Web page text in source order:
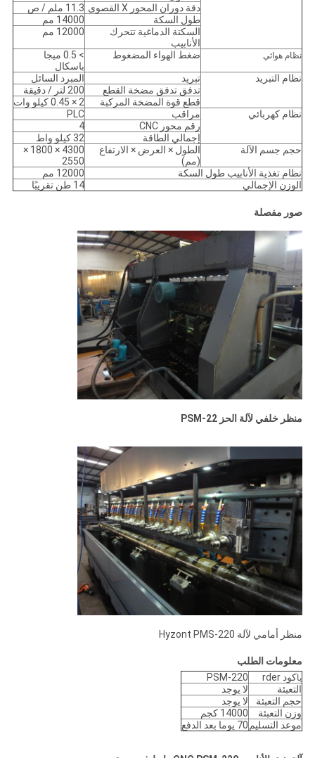
دقة دوران المحور X القصوى
11.3 ملم / ص
طول السكة
14000 مم
السكتة الدماغية تتحرك
الأنابيب
12000 مم
نظام هوائي ضغط الهواء المضغوط
> 0.5 ميجا
باسكال
نظام التبريد
تبريد
المبرد السائل
تدفق تدفق مضخة القطع
200 لتر / دقيقة
قطع قوة المضخة المركبة
2 × 0.45 كيلو وات
نظام كهربائي
مراقب
PLC
رقم محور CNC
4
إجمالي الطاقة
32 كيلو واط
حجم جسم الآلة
الطول × العرض × الارتفاع
(مم)
4300 × 1800 ×
2550
نظام تغذية الأنابيب طول السكة
12000 مم
الوزن الإجمالي
14 طن تقريبًا
صور مفصلة
منظر خلفي لآلة الحز PSM-22
منظر أمامي لآلة Hyzont PMS-220
معلومات الطلب
ياكود rder
PSM-220
التعبئة
لا يوجد
حجم التعبئة
لا يوجد
وزن التعبئة
14000 كجم
موعد التسليم70 يوما بعد الدفع